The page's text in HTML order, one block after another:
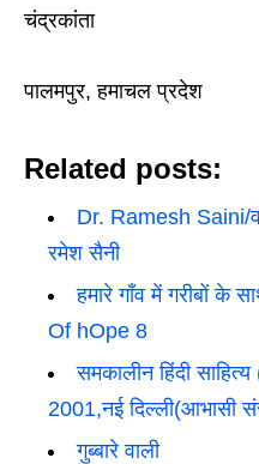
चंद्रकांता
पालमपुर, हमाचल प्रदेश
Related posts:
Dr. Ramesh Saini/
रमेश सैनी
हमारे गाँव में गरीबों के
Of hOpe 8
समकालीन हिंदी
2001,नई दिल्ली(आभासी
गुब्बारे वाली